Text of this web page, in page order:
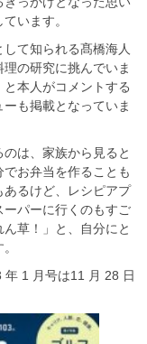
います。
て知られる髙橋海人
の研究に挑んでいま
本人がコメントする
も掲載となっていま
は、家族から見ると
お弁当を作ることも
るけど、レシピアプ
ーパーに行くのもすご
草！」と、自分にと
1 月号は11 月 28 日